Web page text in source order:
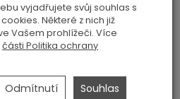
1 290,00 Kč 619,00 Kč
přidat do košíka
vyjadřujete svůj souhlas s
Některé z nich již
Vašem prohlížeči. Více
části Politika ochrany
Odmítnutí Souhlas